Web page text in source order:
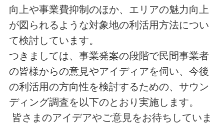
向上や事業費抑制のほか、エリアの魅力向上
が図られるような対象地の利活用方法につい
て検討しています。
つきましては、事業発案の段階で民間事業者
の皆様からの意見やアイディアを伺い、今後
の利活用の方向性を検討するための、サウン
ディング調査を以下のとおり実施します。
皆さまのアイデアやご意見をお待ちしていま